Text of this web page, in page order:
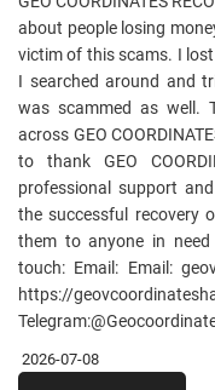
about people losing
victim of this scams. I
I searched around and
was scammed as well.
across GEO
to thank GEO
professional support
the successful recovery
them to anyone in
touch: Email: Email:
https://
2026-07-08